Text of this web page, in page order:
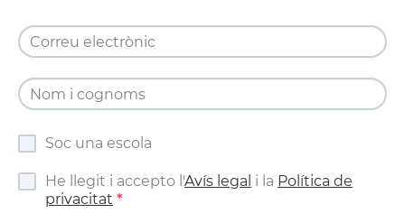
Soc una escola
He llegit i accepto l'Avís legal i la Política de
privacitat